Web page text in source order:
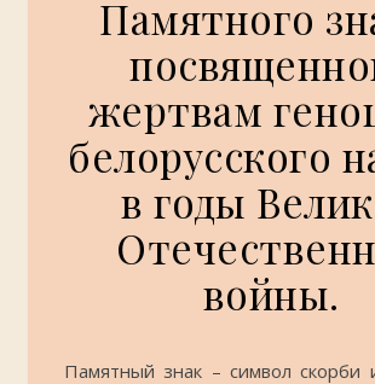
Памятного
жертвам
белорусского
в годы
войны.
Памятный знак – символ скорби и стойкости